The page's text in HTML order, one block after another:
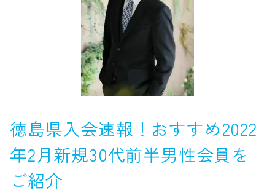
徳島県入会速報！おすすめ2022
年2月新規30代前半男性会員を
ご紹介